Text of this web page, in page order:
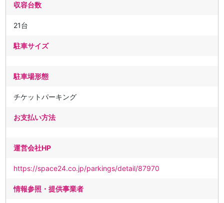
収容台数
21台
駐車サイズ
駐車場形態
チケットパーキング
お支払い方法
運営会社HP
https://space24.co.jp/parkings/detail/87970
情報参照・提供事業者